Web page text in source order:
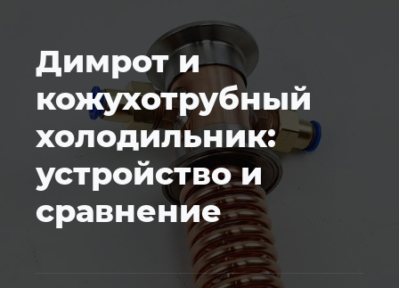
Димрот и
кожухотрубный
холодильник:
устройство и
сравнение